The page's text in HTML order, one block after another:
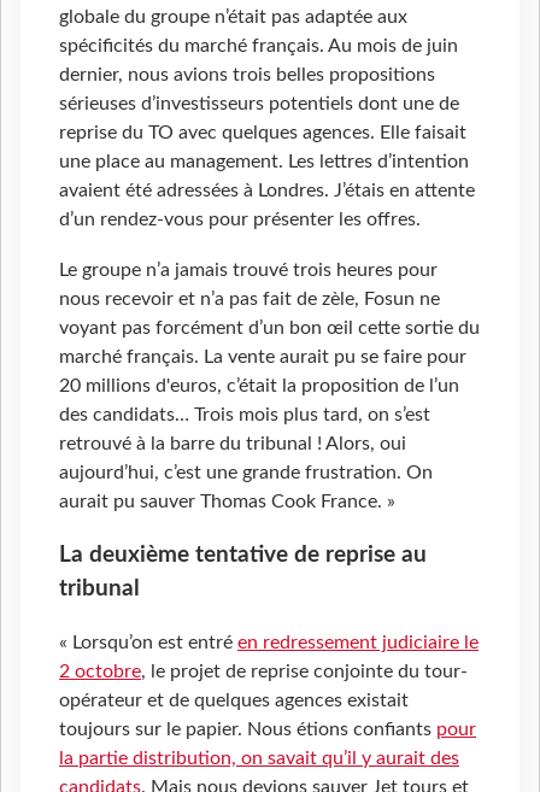
globale du groupe n’était pas adaptée aux
spécificités du marché français. Au mois de juin
dernier, nous avions trois belles propositions
sérieuses d’investisseurs potentiels dont une de
reprise du TO avec quelques agences. Elle faisait
une place au management. Les lettres d’intention
avaient été adressées à Londres. J’étais en attente
d’un rendez-vous pour présenter les offres.
Le groupe n’a jamais trouvé trois heures pour
nous recevoir et n’a pas fait de zèle, Fosun ne
voyant pas forcément d’un bon œil cette sortie du
marché français. La vente aurait pu se faire pour
20 millions d'euros, c’était la proposition de l’un
des candidats… Trois mois plus tard, on s’est
retrouvé à la barre du tribunal ! Alors, oui
aujourd’hui, c’est une grande frustration. On
aurait pu sauver Thomas Cook France. »
La deuxième tentative de reprise au
tribunal
« Lorsqu’on est entré en redressement judiciaire le
2 octobre, le projet de reprise conjointe du tour-
opérateur et de quelques agences existait
toujours sur le papier. Nous étions confiants pour
la partie distribution, on savait qu’il y aurait des
candidats. Mais nous devions sauver Jet tours et